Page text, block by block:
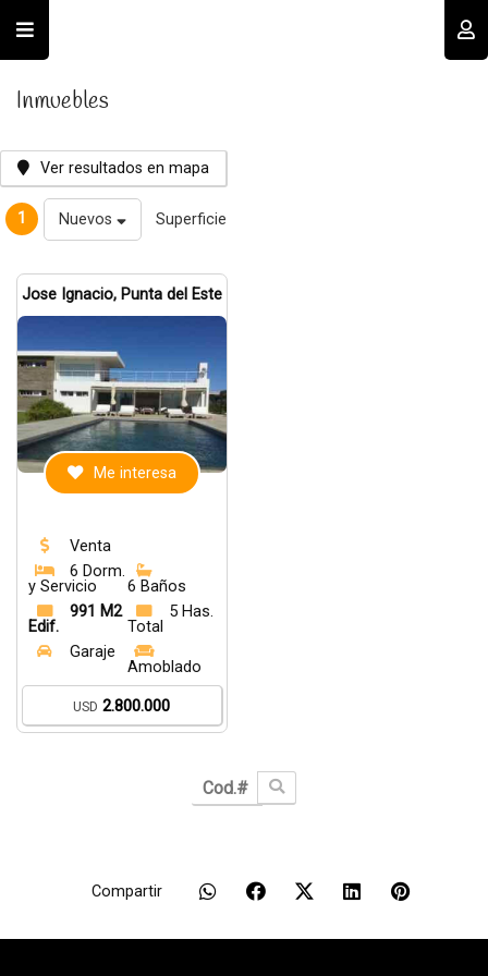
Recordar datos
INGRESAR
Olvidé mi clave
Inmuebles
Ver resultados en mapa
1 Nuevos Superficie
Jose Ignacio, Punta del Este
Me interesa
Venta
6 Dorm.
y Servicio
6 Baños
991 M2
Edif.
5 Has.
Total
Garaje
Amoblado
USD 2.800.000
Compartir